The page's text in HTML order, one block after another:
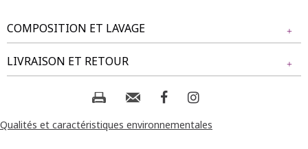
COMPOSITION ET LAVAGE
Tissu principal : 100% POLYESTER
Composition et lavage :
LIVRAISON ET RETOUR
NOS MODES DE LIVRAISON
Livraison Magasin :
Qualités et caractéristiques environnementales